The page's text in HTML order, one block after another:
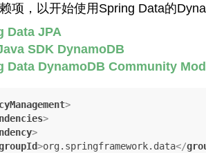
项，以开始使用Spring Data的
Data JPA
SDK DynamoDB
Data DynamoDB Community
>
>
>
>org.springframework.data</